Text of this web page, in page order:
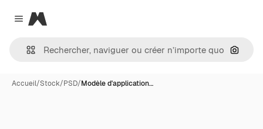
Close menu
Magnific
Accueil/Stock/PSD/Modèle d'application…